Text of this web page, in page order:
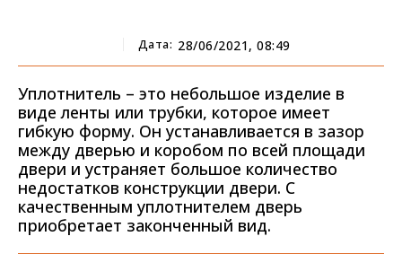
Дата: 28/06/2021, 08:49
Уплотнитель – это небольшое изделие в
виде ленты или трубки, которое имеет
гибкую форму. Он устанавливается в зазор
между дверью и коробом по всей площади
двери и устраняет большое количество
недостатков конструкции двери. С
качественным уплотнителем дверь
приобретает законченный вид.